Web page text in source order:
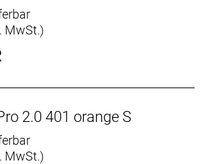
MwSt.)
2.0 401 orange S
MwSt.)